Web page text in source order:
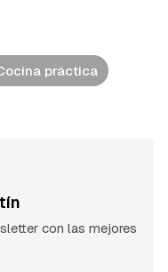
práctica
con las mejores